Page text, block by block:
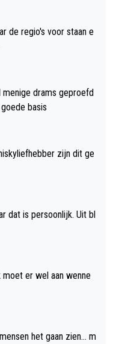
de regio's voor staan e
menige drams geproefd
goede basis
zijn dit ge
dat is persoonlijk. Uit bl
er wel aan wenne
het gaan zien... m